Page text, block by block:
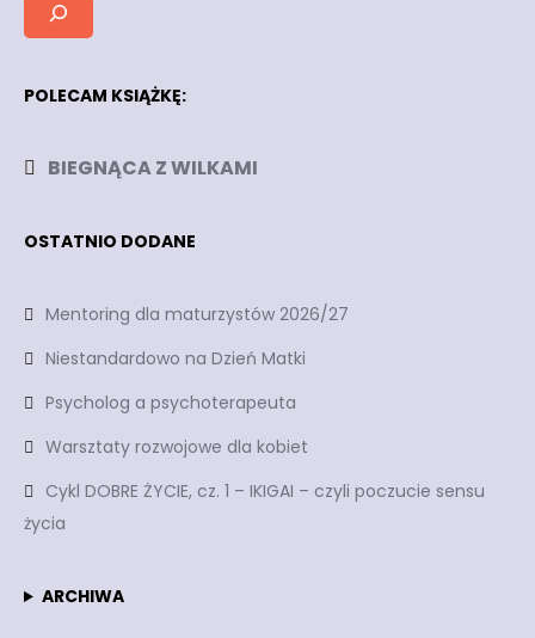
POLECAM KSIĄŻKĘ:
BIEGNĄCA Z WILKAMI
OSTATNIO DODANE
Mentoring dla maturzystów 2026/27
Niestandardowo na Dzień Matki
Psycholog a psychoterapeuta
Warsztaty rozwojowe dla kobiet
Cykl DOBRE ŻYCIE, cz. 1 – IKIGAI – czyli poczucie sensu
życia
ARCHIWA